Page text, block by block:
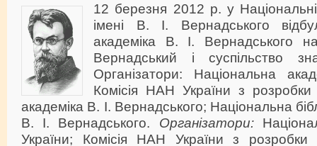
12 березня 2012 р. у
імені В. І. Вернадського
академіка В. І. Вернадського
Вернадський і суспільство
Організатори: Національна
Комісія НАН України з
академіка В. І. Вернадського; Національна
В. І. Вернадського. Організатори:
України; Комісія НАН України з розробки